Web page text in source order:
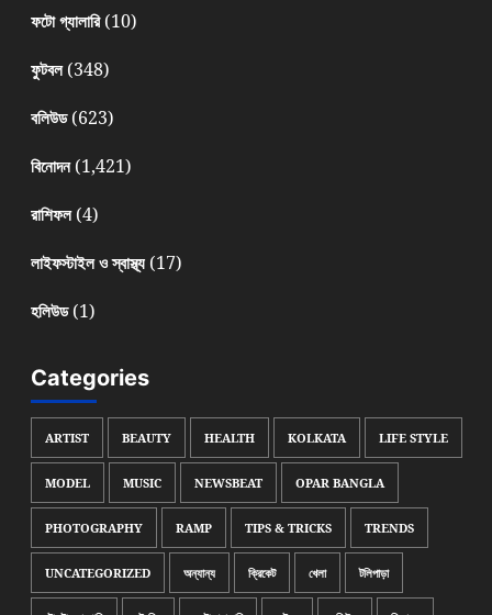
ফটো গ্যালারি(10)
ফুটবল(348)
বলিউড(623)
বিনোদন(1,421)
রাশিফল(4)
লাইফস্টাইল ও স্বাস্থ্য(17)
হলিউড(1)
Categories
ARTIST BEAUTY HEALTH KOLKATA LIFE STYLE
MODEL MUSIC NEWSBEAT OPAR BANGLA
PHOTOGRAPHY RAMP TIPS & TRICKS TRENDS
UNCATEGORIZED অন্যান্য ক্রিকেট খেলা টলিপাড়া